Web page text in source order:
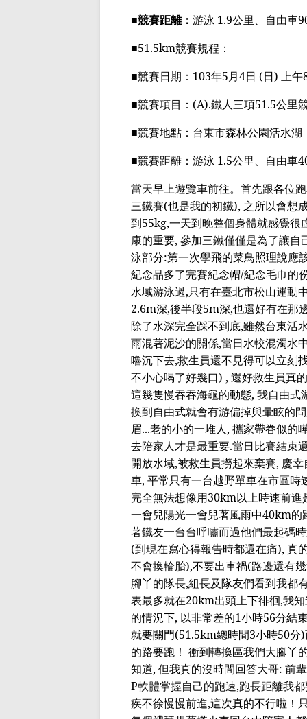
■競賽距離： 游泳 1.9公里、自由車
■51.5km競賽規程：
■競賽日期： 103年5月4日 (日) 上午
■競賽項目： (A).鐵人三項51.5公里
■競賽地點：台東市森林公園活水湖
■競賽距離：游泳 1.5公里、自由車
當天早上遊覽車前往。首先跟各位
三鐵賽(也是我的初鐵), 之所以會想
到55kg,一天到晚整個身體就感覺很
康的重要, 參加三鐵僅僅是為了讓自
泳部分:第一次學飛的菜鳥照理說應
紀念品多了完賽紀念帽/紀念毛巾的
水域游泳過,只有在臺北市松山運動
2.6m深,後半段5m深,也還好有在那
除了水深完全踩不到底,雖然台東活
雨混著泥沙的關係,當日水較混濁水
嚕沉下去,救生員還不見得可以立刻
不小心喝了好幾口) , 還好救生員真
這幾隻慢吞吞海龜的動態, 我自由式
換到自由式就會有游偏掉與暈眩的
眉...老的小的一堆人, 攜家帶眷似的
去陪家人才是最重要.當日比賽結束
開放水域,被救生員撈起來棄賽, 慶幸
車, 平常只有一台越野單車在市區時
完全無法想像用30km以上時速前進
一會兒陽光一會兒著風雨中40km的
著鐵友一台台呼嘯而過他們最起碼
(到現在寫心得報告時都還在痛), 真
不會換輪胎),不要出車禍(路邊還有
腳丫的隊長,組長及隊友們看到我都
表最多就在20km出頭上下徘徊,我
的情況下, 以非常差的1小時56分結
就要關門(51.5km總時間3小時50分)
的路要跑！ 衝到轉換區我們大腳丫
知道, 但我真的沒時間回答大哥: 前
P軟體掌握自己的跑速,跑長距離我
疾不徐慢慢前進,這次真的不行啦！